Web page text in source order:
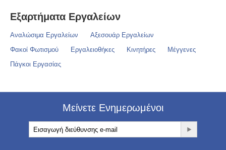
Εξαρτήματα Εργαλείων
Αναλώσιμα Εργαλείων
Αξεσουάρ Εργαλείων
Φακοί Φωτισμού
Εργαλειοθήκες Κινητήρες
Μέγγενες
Πάγκοι Εργασίας
Μείνετε Ενημερωμένοι